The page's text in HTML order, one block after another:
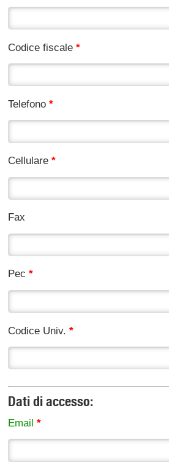
Codice fiscale*
Telefono*
Cellulare*
Fax
Pec*
Codice Univ.*
Dati di accesso:
Email *